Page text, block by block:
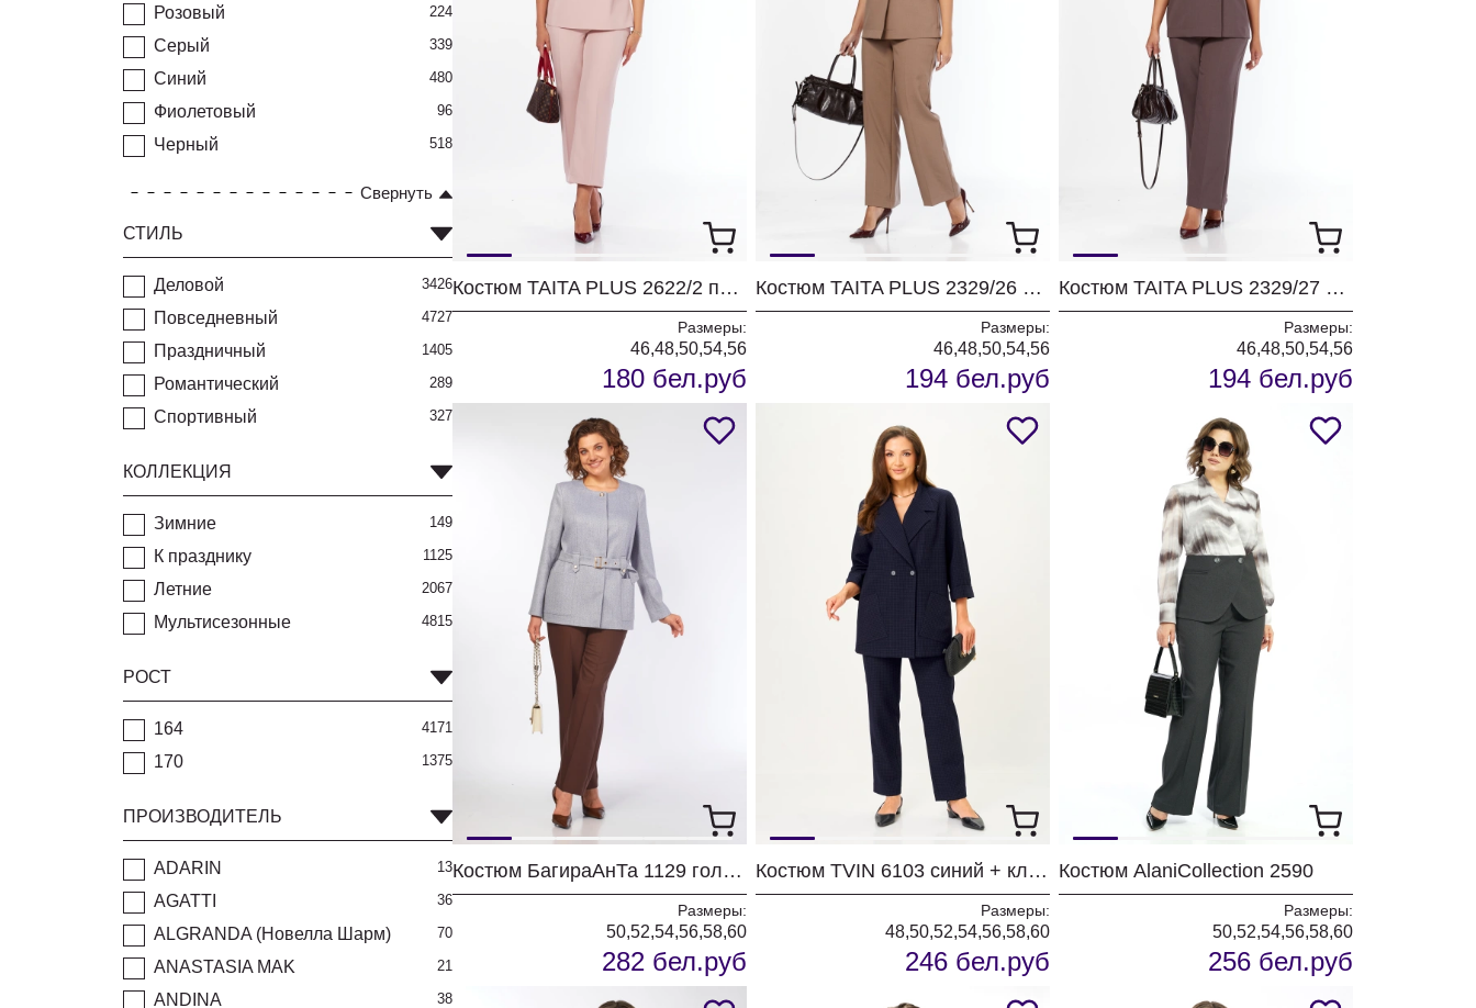
Розовый 224
Серый 339
Синий 480
Фиолетовый 96
Черный 518
Свернуть
СТИЛЬ
Деловой 3426
Повседневный 4727
Праздничный 1405
Романтический 289
Спортивный 327
КОЛЛЕКЦИЯ
Зимние 149
К празднику 1125
Летние 2067
Мультисезонные 4815
РОСТ
164 4171
170 1375
ПРОИЗВОДИТЕЛЬ
ADARIN 13
AGATTI 36
ALGRANDA (Новелла Шарм) 70
ANASTASIA MAK 21
ANDINA 38
Костюм TAITA PLUS 2622/2 пудра
Размеры:
46,48,50,54,56
180 бел.руб
Костюм TAITA PLUS 2329/26 капучинно
Размеры:
46,48,50,54,56
194 бел.руб
Костюм TAITA PLUS 2329/27 какао
Размеры:
46,48,50,54,56
194 бел.руб
Костюм БагираАнТа 1129 голубой + шоколад
Размеры:
50,52,54,56,58,60
282 бел.руб
Костюм TVIN 6103 синий + клетка
Размеры:
48,50,52,54,56,58,60
246 бел.руб
Костюм AlaniCollection 2590
Размеры:
50,52,54,56,58,60
256 бел.руб